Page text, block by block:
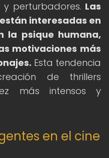
perturbadores. Las
interesadas en
la psique humana,
motivaciones más
Esta tendencia
de thrillers
más intensos y
en el cine